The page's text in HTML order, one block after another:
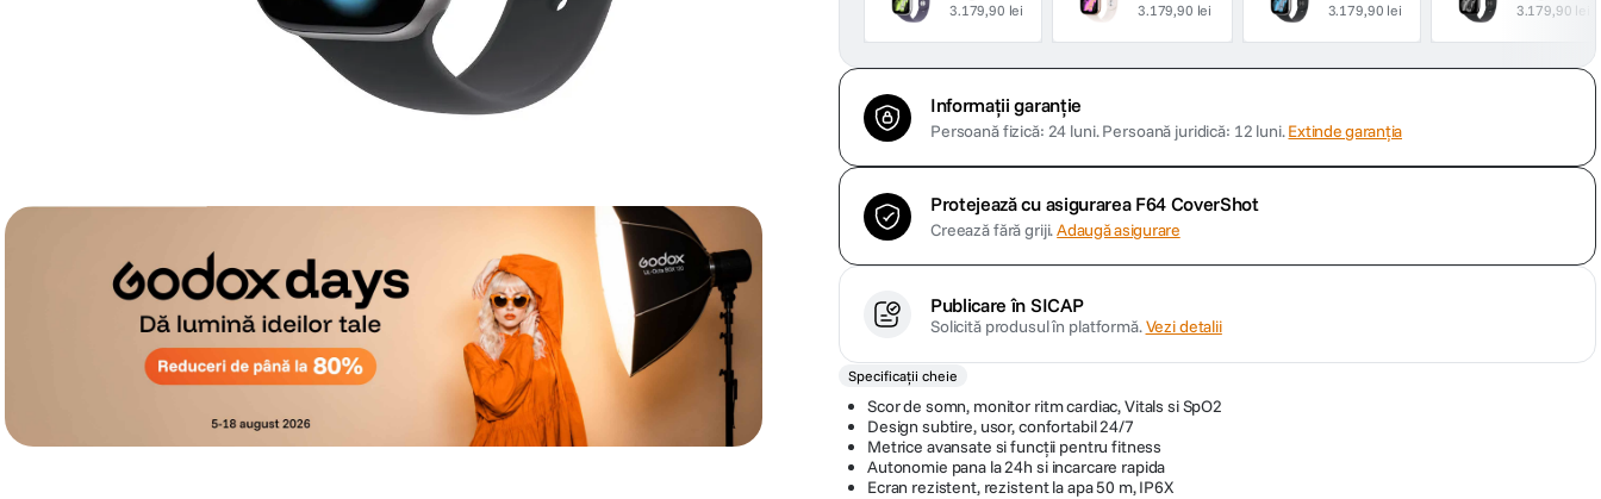
3.179,90 lei 3.179,90 lei 3.179,90 lei 3.179,90 lei
Informații garanție
Persoană fizică: 24 luni.Persoană juridică: 12 luni.Extinde garanția
Protejează cu asigurarea F64 CoverShot
Creează fără griji.Adaugă asigurare
Publicare în SICAP
Solicită produsul în platformă.Vezi detalii
Specificații cheie
Scor de somn, monitor ritm cardiac, Vitals si SpO2
Design subtire, usor, confortabil 24/7
Metrice avansate si funcții pentru fitness
Autonomie pana la 24h si incarcare rapida
Ecran rezistent, rezistent la apa 50 m, IP6X